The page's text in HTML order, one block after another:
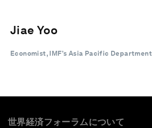
Jiae Yoo
Economist, IMF’s Asia Pacific Department
世界経済フォーラムについて